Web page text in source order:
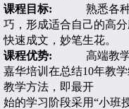
课程目标:
熟悉各
巧，形成适合自己的高分
快速成文，妙笔生花。
课程优势:
高端教
嘉华培训在总结10年教
教学方法，即最开
始的学习阶段采用“小班